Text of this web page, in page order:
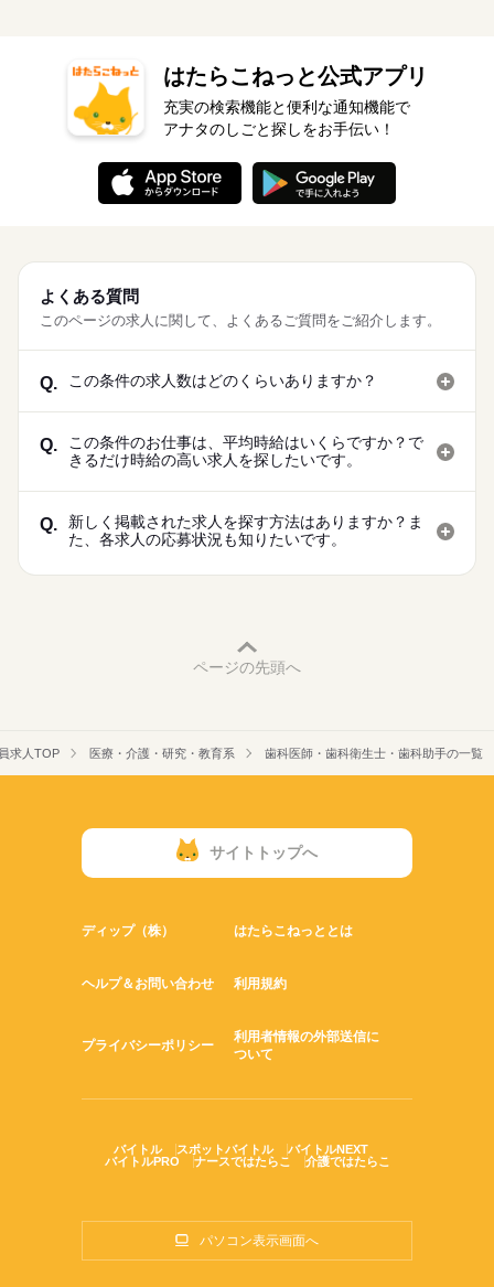
はたらこねっと公式アプリ
充実の検索機能と便利な通知機能で
アナタのしごと探しをお手伝い！
よくある質問
このページの求人に関して、よくあるご質問をご紹介します。
Q. この条件の求人数はどのくらいありますか？
Q.
この条件のお仕事は、平均時給はいくらですか？で
きるだけ時給の高い求人を探したいです。
Q.
新しく掲載された求人を探す方法はありますか？ま
た、各求人の応募状況も知りたいです。
ページの先頭へ
求人TOP 医療・介護・研究・教育系 歯科医師・歯科衛生士・歯科助手の一覧
サイトトップへ
ディップ（株） はたらこねっととは
ヘルプ＆お問い合わせ 利用規約
プライバシーポリシー
利用者情報の外部送信に
ついて
バイトル スポットバイトル
バイトルNEXT
バイトルPRO
ナースではたらこ 介護ではたらこ
パソコン表示画面へ